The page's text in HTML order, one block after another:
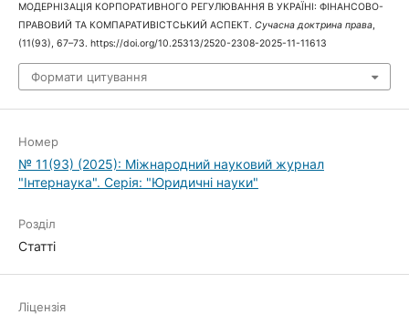
МОДЕРНІЗАЦІЯ КОРПОРАТИВНОГО РЕГУЛЮВАННЯ В УКРАЇНІ: ФІНАНСОВО-
ПРАВОВИЙ ТА КОМПАРАТИВІСТСЬКИЙ АСПЕКТ. Сучасна доктрина права,
(11(93), 67–73. https://doi.org/10.25313/2520-2308-2025-11-11613
Формати цитування
Номер
№ 11(93) (2025): Міжнародний науковий журнал
"Інтернаука". Серія: "Юридичні науки"
Розділ
Статті
Ліцензія